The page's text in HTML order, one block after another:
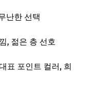
난한 선택
, 젊은 층 선호
표 포인트 컬러, 희